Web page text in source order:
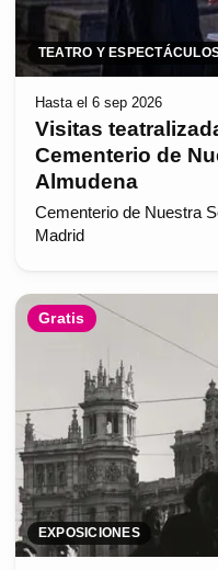
TEATRO Y
Hasta el 6 sep 2026
Visitas
Cementerio de
Almudena
Cementerio de Nuestra
Madrid
Gratis
EXPOSICIONES